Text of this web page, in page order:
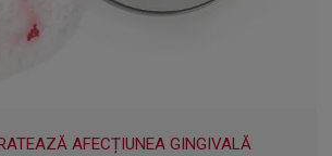
AFECȚIUNEA GINGIVALĂ